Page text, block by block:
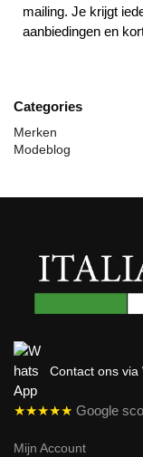
mailing. Je krijgt
aanbiedingen en
Categories
Merken
Modeblog
Contact ons via
★★★★★ Google
Mijn Account